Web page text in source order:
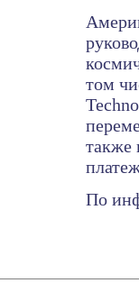
том
также
По